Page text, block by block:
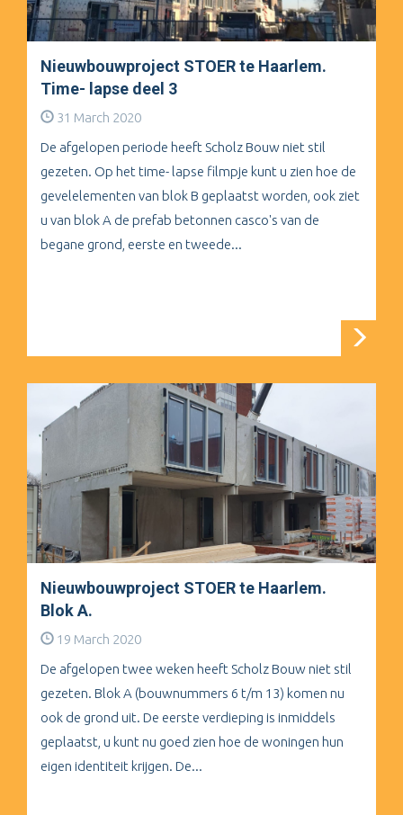
Nieuwbouwproject STOER te Haarlem.
Time- lapse deel 3
31 March 2020
De afgelopen periode heeft Scholz Bouw niet stil
gezeten. Op het time- lapse filmpje kunt u zien hoe de
gevelelementen van blok B geplaatst worden, ook ziet
u van blok A de prefab betonnen casco's van de
begane grond, eerste en tweede...
Nieuwbouwproject STOER te Haarlem.
Blok A.
19 March 2020
De afgelopen twee weken heeft Scholz Bouw niet stil
gezeten. Blok A (bouwnummers 6 t/m 13) komen nu
ook de grond uit. De eerste verdieping is inmiddels
geplaatst, u kunt nu goed zien hoe de woningen hun
eigen identiteit krijgen. De...